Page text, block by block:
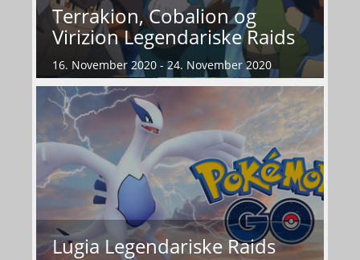
Terrakion, Cobalion og
Virizion Legendariske Raids
16. November 2020 - 24. November 2020
Lugia Legendariske Raids